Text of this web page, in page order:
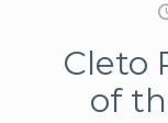
Cleto
of